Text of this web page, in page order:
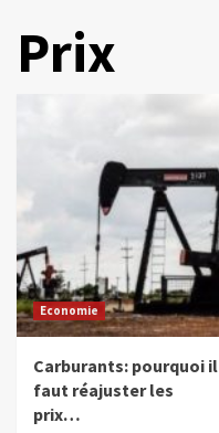
Prix
Economie
Carburants: pourquoi il
faut réajuster les
prix…